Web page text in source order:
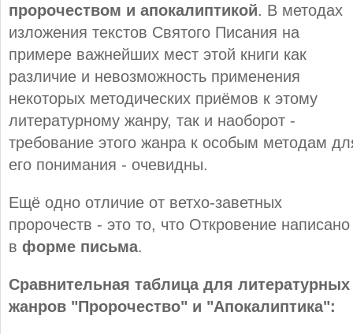
пророчеством и апокалиптикой. В методах
изложения текстов Святого Писания на
примере важнейших мест этой книги как
различие и невозможность применения
некоторых методических приёмов к этому
литературному жанру, так и наоборот -
требование этого жанра к особым методам
его понимания - очевидны.
Ещё одно отличие от ветхо-заветных
пророчеств - это то, что Откровение написано
в форме письма.
Сравнительная таблица для литературных
жанров "Пророчество" и "Апокалиптика":